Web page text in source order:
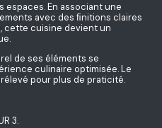
espaces. En associant une
avec des ﬁnitions claires
cette cuisine devient un
de ses éléments se
culinaire optimisée. Le
pour plus de praticité.
3.